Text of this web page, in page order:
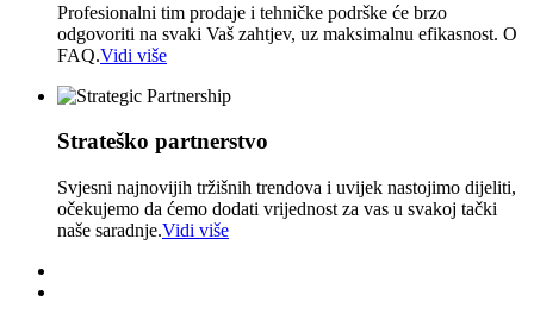
Profesionalni tim prodaje i tehničke podrške će brzo
odgovoriti na svaki Vaš zahtjev, uz maksimalnu efikasnost. O
FAQ.Vidi više
Strateško partnerstvo
Svjesni najnovijih tržišnih trendova i uvijek nastojimo dijeliti,
očekujemo da ćemo dodati vrijednost za vas u svakoj tački
naše saradnje.Vidi više